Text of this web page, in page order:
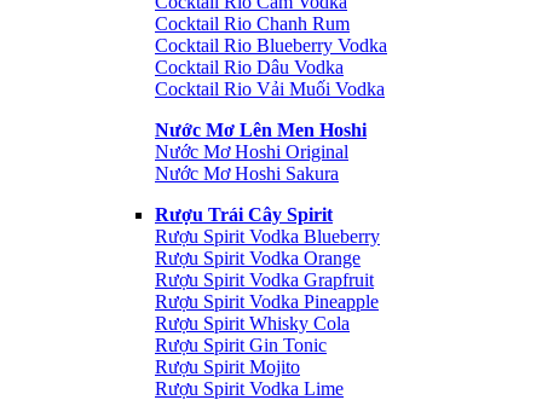
Cocktail Rio Chanh Rum
Cocktail Rio Blueberry Vodka
Cocktail Rio Dâu Vodka
Cocktail Rio Vải Muối Vodka
Nước Mơ Lên Men Hoshi
Nước Mơ Hoshi Original
Nước Mơ Hoshi Sakura
Rượu Trái Cây Spirit
Rượu Spirit Vodka Blueberry
Rượu Spirit Vodka Orange
Rượu Spirit Vodka Grapfruit
Rượu Spirit Vodka Pineapple
Rượu Spirit Whisky Cola
Rượu Spirit Gin Tonic
Rượu Spirit Mojito
Rượu Spirit Vodka Lime